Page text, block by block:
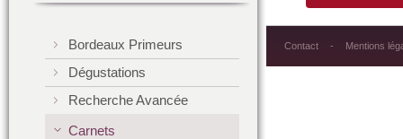
Contact Mentions
Bordeaux Primeurs
Dégustations
Recherche Avancée
Carnets